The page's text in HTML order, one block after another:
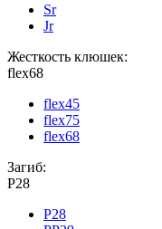
Sr
Jr
Жесткость клюшек:
flex68
flex45
flex75
flex68
Загиб:
P28
P28